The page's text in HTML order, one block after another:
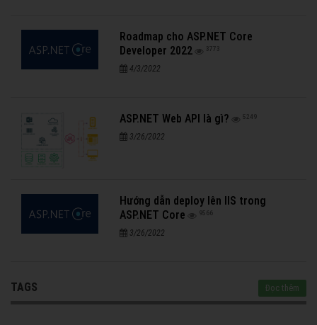
Roadmap cho ASP.NET Core
Developer 2022
3773
4/3/2022
ASP.NET Web API là gì? 5249
3/26/2022
Hướng dẫn deploy lên IIS trong
ASP.NET Core
9566
3/26/2022
TAGS Đọc thêm